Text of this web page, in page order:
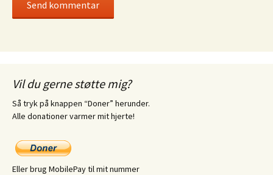
Vil du gerne støtte mig?
Så tryk på knappen “Doner” herunder.
Alle donationer varmer mit hjerte!
Eller brug MobilePay til mit nummer